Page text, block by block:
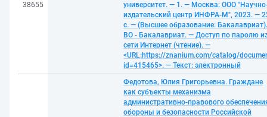
38655
университет. — 1. — Москва: ООО
издательский центр ИНФРА-М", 2023. —
с. — (Высшее образование:
ВО - Бакалавриат. — Доступ по паролю
сети Интернет (чтение). —
<URL:https://znanium.com/catalog/
id=415465>. — Текст: электронный
Федотова, Юлия Григорьевна. Граждане
как субъекты механизма
административно-правового
обороны и безопасности Российской